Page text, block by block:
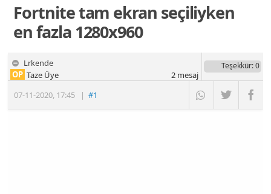
Fortnite tam ekran seçiliyken
en fazla 1280x960
Lrkende
07-11-2020, 17:45 |#1
OP Taze Üye
Teşekkür: 0
2mesaj